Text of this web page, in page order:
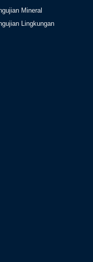
Mineral
Lingkungan